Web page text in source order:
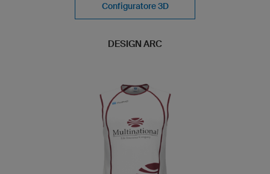
Configuratore 3D
DESIGN ARC